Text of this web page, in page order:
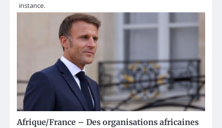
instance.
Afrique/France – Des organisations africaines